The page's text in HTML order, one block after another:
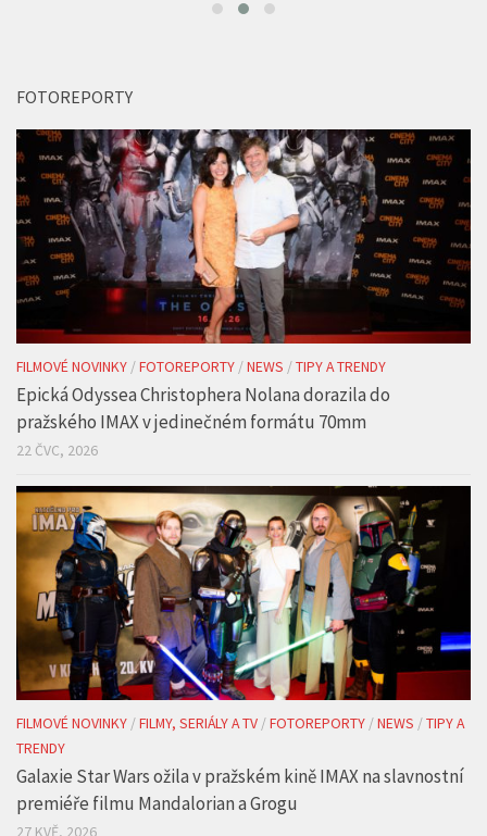
FOTOREPORTY
FILMOVÉ NOVINKY /FOTOREPORTY /NEWS /TIPY A TRENDY
Epická Odyssea Christophera Nolana dorazila do
pražského IMAX v jedinečném formátu 70mm
22 ČVC, 2026
FILMOVÉ NOVINKY /FILMY, SERIÁLY A TV /FOTOREPORTY /NEWS /TIPY A
TRENDY
Galaxie Star Wars ožila v pražském kině IMAX na slavnostní
premiéře filmu Mandalorian a Grogu
27 KVĚ, 2026